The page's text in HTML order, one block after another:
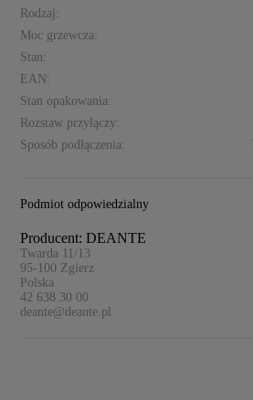
Rodzaj:
Moc grzewcza:
Stan:
EAN:
Stan opakowania:
Rozstaw przyłączy:
Sposób podłączenia:
Podmiot odpowiedzialny
Producent: DEANTE
Twarda 11/13
95-100 Zgierz
Polska
42 638 30 00
deante@deante.pl